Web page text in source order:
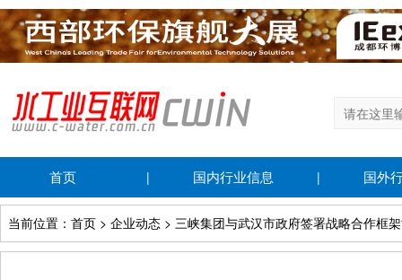
首页 | 国内行业信息 | 国外
当前位置：首页 > 企业动态 > 三峡集团与武汉市政府签署战略合作框